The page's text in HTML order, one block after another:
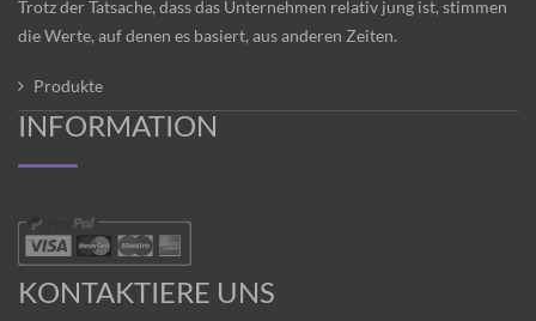
Trotz der Tatsache, dass das Unternehmen relativ jung ist, stimmen
die Werte, auf denen es basiert, aus anderen Zeiten.
Produkte
INFORMATION
KONTAKTIERE UNS